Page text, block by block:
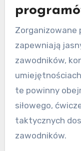
Zorganizowane
zapewniają
zawodników,
te powinny
siłowego,
taktycznych
zawodników.